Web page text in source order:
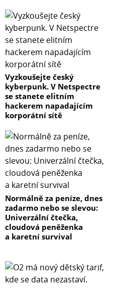
Vyzkoušejte český
kyberpunk. V Netspectre
se stanete elitním
hackerem napadajícím
korporátní sítě
Normálně za peníze, dnes
zadarmo nebo se slevou:
Univerzální čtečka,
cloudová peněženka
a karetní survival